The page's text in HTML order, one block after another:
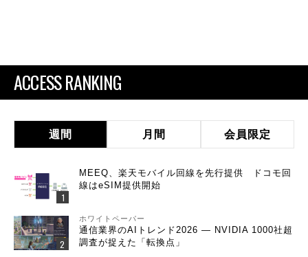
ACCESS RANKING
週間 月間 会員限定
MEEQ、楽天モバイル回線を先行提供 ドコモ回
線はeSIM提供開始
ホワイトペーパー
通信業界のAIトレンド2026 ― NVIDIA 1000社超
調査が捉えた「転換点」